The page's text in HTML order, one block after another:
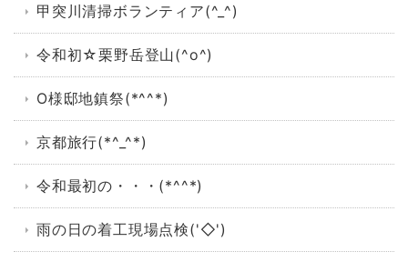
甲突川清掃ボランティア(^_^)
令和初☆栗野岳登山(^o^)
O様邸地鎮祭(*^^*)
京都旅行(*^_^*)
令和最初の・・・(*^^*)
雨の日の着工現場点検('◇')ゞ